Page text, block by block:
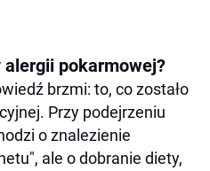
pokarmowej?
brzmi: to, co zostało
Przy podejrzeniu
o znalezienie
ale o dobranie diety,